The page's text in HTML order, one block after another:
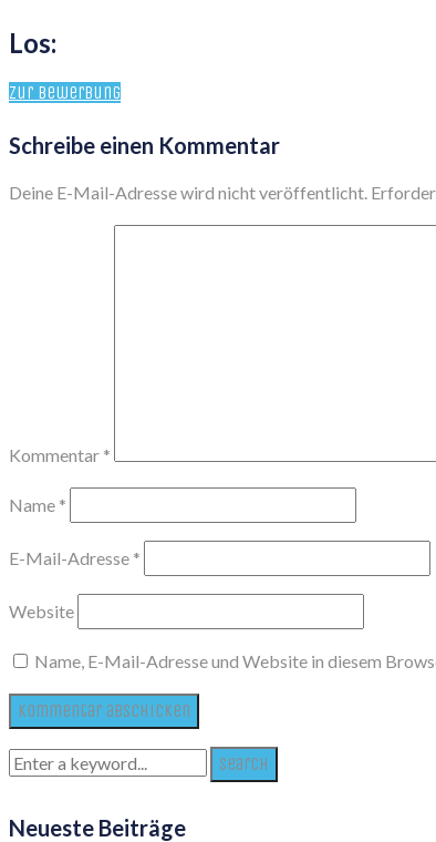
Los:
Zur Bewerbung
Schreibe einen Kommentar
Deine E-Mail-Adresse wird nicht veröffentlicht.
Kommentar *
Name *
E-Mail-Adresse *
Website
Name, E-Mail-Adresse und Website in diesem
Search
Neueste Beiträge